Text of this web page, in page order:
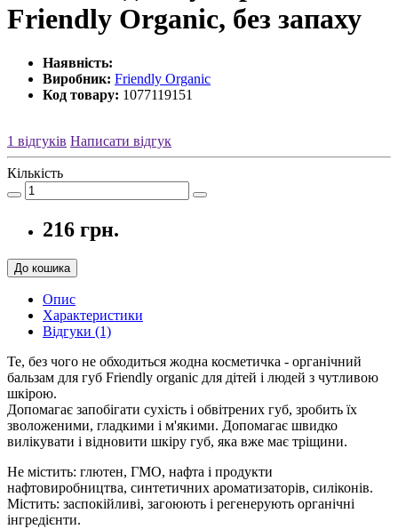
Friendly Organic, без запаху
Наявність:
Виробник: Friendly Organic
Код товару: 1077119151
1 відгуків Написати відгук
Кількість
216 грн.
До кошика
Опис
Характеристики
Відгуки (1)
Те, без чого не обходиться жодна косметичка - органічний
бальзам для губ Friendly organic для дітей і людей з чутливою
шкірою.
Допомагає запобігати сухість і обвітрених губ, зробить їх
зволоженими, гладкими і м'якими. Допомагає швидко
вилікувати і відновити шкіру губ, яка вже має тріщини.
Не містить: глютен, ГМО, нафта і продукти
нафтовиробництва, синтетичних ароматизаторів, силіконів.
Містить: заспокійливі, загоюють і регенерують органічні
інгредієнти.